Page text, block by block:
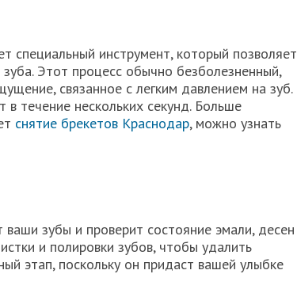
специальный инструмент, который позволяет
Этот процесс обычно безболезненный,
связанное с легким давлением на зуб.
течение нескольких секунд. Больше
снятие брекетов Краснодар, можно узнать
зубы и проверит состояние эмали, десен
и полировки зубов, чтобы удалить
этап, поскольку он придаст вашей улыбке